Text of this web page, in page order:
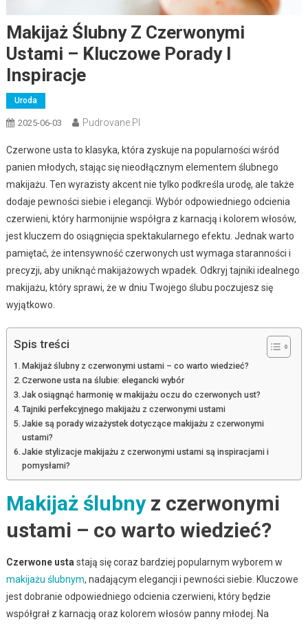
Makijaż Ślubny Z Czerwonymi
Ustami – Kluczowe Porady I
Inspiracje
Uroda
2025-06-03 Pudrovane.pl
Czerwone usta to klasyka, która zyskuje na popularności wśród
panien młodych, stając się nieodłącznym elementem ślubnego
makijażu. Ten wyrazisty akcent nie tylko podkreśla urodę, ale także
dodaje pewności siebie i elegancji. Wybór odpowiedniego odcienia
czerwieni, który harmonijnie współgra z karnacją i kolorem włosów,
jest kluczem do osiągnięcia spektakularnego efektu. Jednak warto
pamiętać, że intensywność czerwonych ust wymaga staranności i
precyzji, aby uniknąć makijażowych wpadek. Odkryj tajniki idealnego
makijażu, który sprawi, że w dniu Twojego ślubu poczujesz się
wyjątkowo.
Spis treści
Makijaż ślubny z czerwonymi ustami – co warto wiedzieć?
Czerwone usta na ślubie: elegancki wybór
Jak osiągnąć harmonię w makijażu oczu do czerwonych ust?
Tajniki perfekcyjnego makijażu z czerwonymi ustami
Jakie są porady wizażystek dotyczące makijażu z czerwonymi
ustami?
Jakie stylizacje makijażu z czerwonymi ustami są inspiracjami i
pomysłami?
Makijaż ślubnyz czerwonymi
ustami – co warto wiedzieć?
Czerwone usta stają się coraz bardziej popularnym wyborem w
makijażu ślubnym, nadającym elegancji i pewności siebie. Kluczowe
jest dobranie odpowiedniego odcienia czerwieni, który będzie
współgrał z karnacją oraz kolorem włosów panny młodej. Na